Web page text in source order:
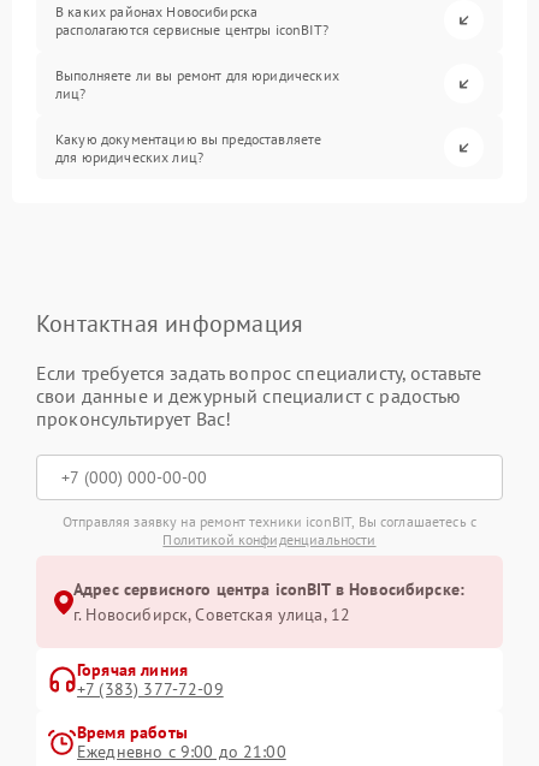
В каких районах Новосибирска
располагаются сервисные центры iconBIT?
Выполняете ли вы ремонт для юридических
лиц?
Какую документацию вы предоставляете
для юридических лиц?
Контактная информация
Если требуется задать вопрос специалисту, оставьте
свои данные и дежурный специалист с радостью
проконсультирует Вас!
Отправляя заявку на ремонт техники iconBIT, Вы соглашаетесь с
Политикой конфиденциальности
Адрес сервисного центра iconBIT в Новосибирске:
г. Новосибирск, Советская улица, 12
Горячая линия
+7 (383) 377-72-09
Время работы
Ежедневно с 9:00 до 21:00